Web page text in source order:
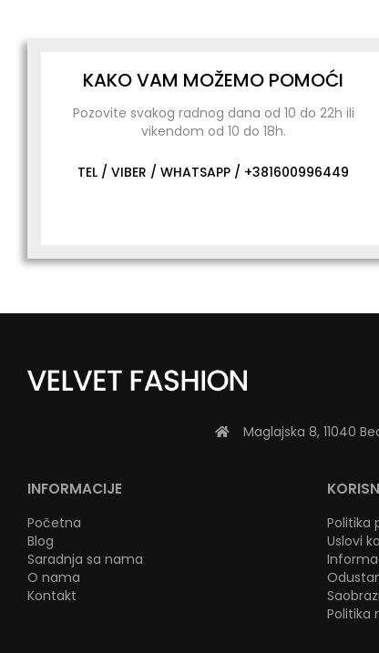
KAKO VAM MOŽEMO POMOĆI
Pozovite svakog radnog dana od 10 do 22h ili
vikendom od 10 do 18h.
TEL / VIBER / WHATSAPP / +381600996449
Maglajska 8, 11040
INFORMACIJE
Početna
Blog
Saradnja sa nama
O nama
Kontakt
Politika
Uslovi
Politika